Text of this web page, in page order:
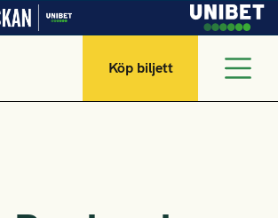
Köp biljett